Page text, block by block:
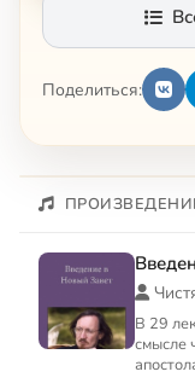
Поделиться:
В 29
смысле